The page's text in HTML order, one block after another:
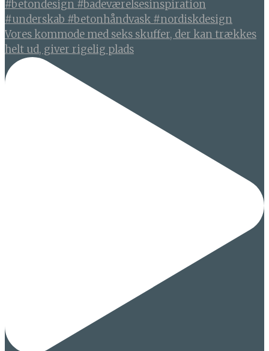
Vores kommode med seks skuffer, der kan trækkes
helt ud, giver rigelig plads